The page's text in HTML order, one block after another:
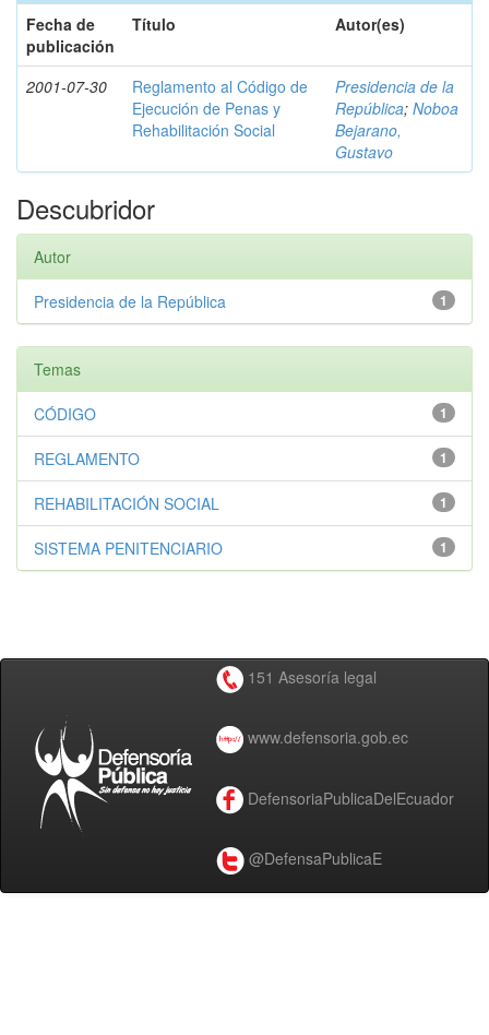
Fecha de
publicación
Título Autor(es)
2001-07-30
Reglamento al Código de
Ejecución de Penas y
Rehabilitación Social
Presidencia de la
República; Noboa
Bejarano,
Gustavo
Descubridor
Autor
1
Presidencia de la República
Temas
1
CÓDIGO
1
REGLAMENTO
1
REHABILITACIÓN SOCIAL
1
SISTEMA PENITENCIARIO
151 Asesoría legal
www.defensoria.gob.ec
DefensoriaPublicaDelEcuador
@DefensaPublicaE